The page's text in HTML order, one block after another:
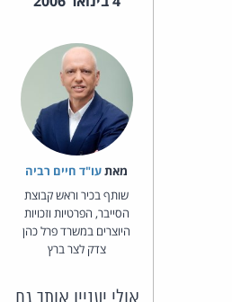
מאת‏עו"ד חיים רביה
שותף בכיר וראש קבוצת
הסייבר, הפרטיות וזכויות
היוצרים במשרד פרל כהן
צדק לצר ברץ